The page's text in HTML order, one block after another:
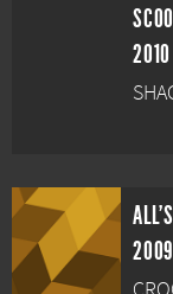
2010
2009